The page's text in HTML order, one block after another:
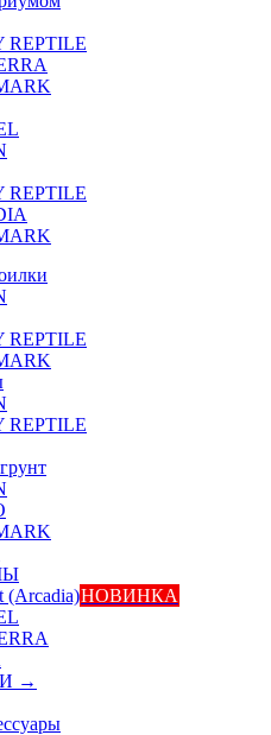
REPTILE
REPTILE
REPTILE
REPTILE
(Arcadia)НОВИНКА
→